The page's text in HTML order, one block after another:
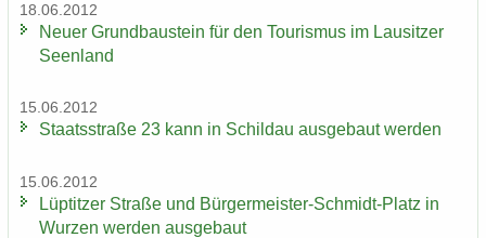
18.06.2012
Neuer Grund­bau­stein für den Tou­ris­mus im Lau­sit­zer
Se­en­land
15.06.2012
Staats­stra­ße 23 kann in Schildau aus­ge­baut wer­den
15.06.2012
Lüp­tit­zer Stra­ße und Bürgermeister-​Schmidt-Platz in
Wur­zen wer­den aus­ge­baut